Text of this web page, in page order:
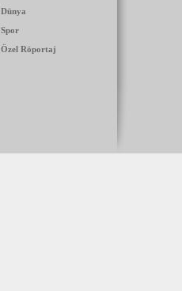
Dünya
Spor
Özel Röportaj